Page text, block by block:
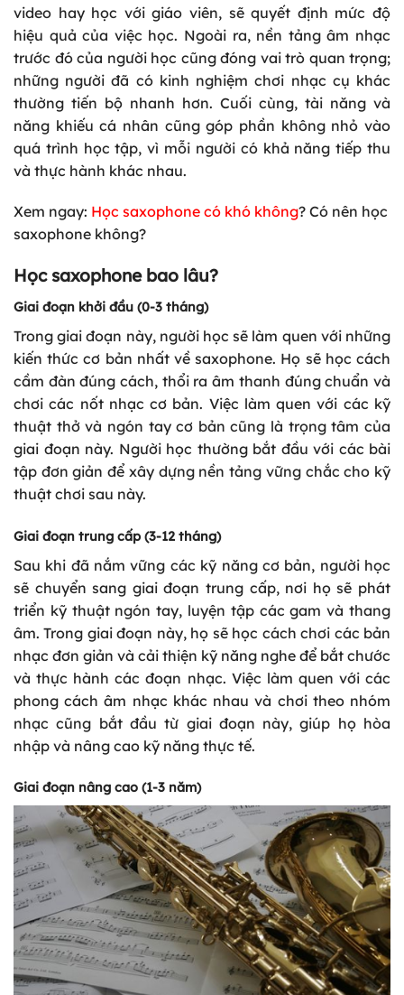
video hay học với giáo viên, sẽ quyết định mức độ
hiệu quả của việc học. Ngoài ra, nền tảng âm nhạc
trước đó của người học cũng đóng vai trò quan trọng;
những người đã có kinh nghiệm chơi nhạc cụ khác
thường tiến bộ nhanh hơn. Cuối cùng, tài năng và
năng khiếu cá nhân cũng góp phần không nhỏ vào
quá trình học tập, vì mỗi người có khả năng tiếp thu
và thực hành khác nhau.
Xem ngay: Học saxophone có khó không? Có nên học
saxophone không?
Học saxophone bao lâu?
Giai đoạn khởi đầu (0-3 tháng)
Trong giai đoạn này, người học sẽ làm quen với những
kiến thức cơ bản nhất về saxophone. Họ sẽ học cách
cầm đàn đúng cách, thổi ra âm thanh đúng chuẩn và
chơi các nốt nhạc cơ bản. Việc làm quen với các kỹ
thuật thở và ngón tay cơ bản cũng là trọng tâm của
giai đoạn này. Người học thường bắt đầu với các bài
tập đơn giản để xây dựng nền tảng vững chắc cho kỹ
thuật chơi sau này.
Giai đoạn trung cấp (3-12 tháng)
Sau khi đã nắm vững các kỹ năng cơ bản, người học
sẽ chuyển sang giai đoạn trung cấp, nơi họ sẽ phát
triển kỹ thuật ngón tay, luyện tập các gam và thang
âm. Trong giai đoạn này, họ sẽ học cách chơi các bản
nhạc đơn giản và cải thiện kỹ năng nghe để bắt chước
và thực hành các đoạn nhạc. Việc làm quen với các
phong cách âm nhạc khác nhau và chơi theo nhóm
nhạc cũng bắt đầu từ giai đoạn này, giúp họ hòa
nhập và nâng cao kỹ năng thực tế.
Giai đoạn nâng cao (1-3 năm)